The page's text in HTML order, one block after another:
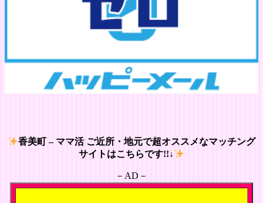
香美町 – ママ活 ご近所・地元で超オススメなマッチング
サイトはこちらです!!↓
－AD－